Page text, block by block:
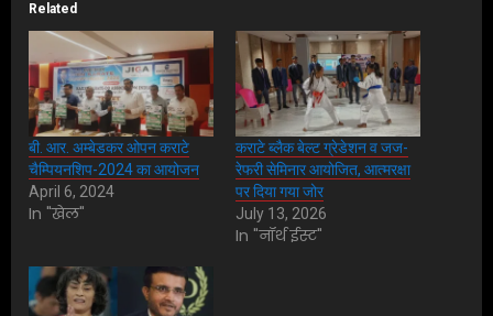
Related
बी. आर. अम्बेडकर ओपन कराटे
चैम्पियनशिप-2024 का आयोजन
April 6, 2024
In "खेल"
कराटे ब्लैक बेल्ट ग्रेडेशन व जज-
रेफरी सेमिनार आयोजित, आत्मरक्षा
पर दिया गया जोर
July 13, 2026
In "नॉर्थ ईस्ट"